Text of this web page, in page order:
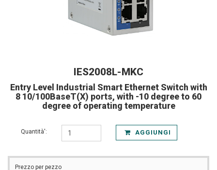
IES2008L-MKC
Entry Level Industrial Smart Ethernet Switch with
8 10/100BaseT(X) ports, with -10 degree to 60
degree of operating temperature
Quantità': AGGIUNGI
Prezzo per pezzo